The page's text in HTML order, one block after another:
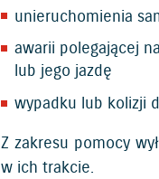
unieruchomienia
awarii polegającej
lub jego jazdę
wypadku lub kolizji
Z zakresu pomocy
w ich trakcie.